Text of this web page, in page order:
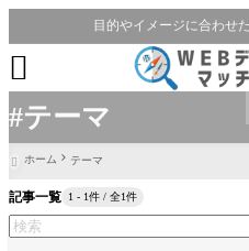
#テーマ
目的やイメージに合わせ

 ホーム テーマ
記事一覧 1 - 1件 / 全1件